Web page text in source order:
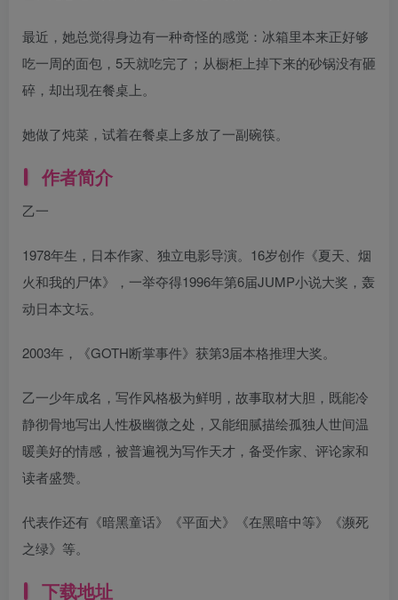
最近，她总觉得身边有一种奇怪的感觉：冰箱里本来正好够
吃一周的面包，5天就吃完了；从橱柜上掉下来的砂锅没有砸
碎，却出现在餐桌上。
她做了炖菜，试着在餐桌上多放了一副碗筷。
作者简介
乙一
1978年生，日本作家、独立电影导演。16岁创作《夏天、烟
火和我的尸体》，一举夺得1996年第6届JUMP小说大奖，轰
动日本文坛。
2003年，《GOTH断掌事件》获第3届本格推理大奖。
乙一少年成名，写作风格极为鲜明，故事取材大胆，既能冷
静彻骨地写出人性极幽微之处，又能细腻描绘孤独人世间温
暖美好的情感，被普遍视为写作天才，备受作家、评论家和
读者盛赞。
代表作还有《暗黑童话》《平面犬》《在黑暗中等》《濒死
之绿》等。
下载地址